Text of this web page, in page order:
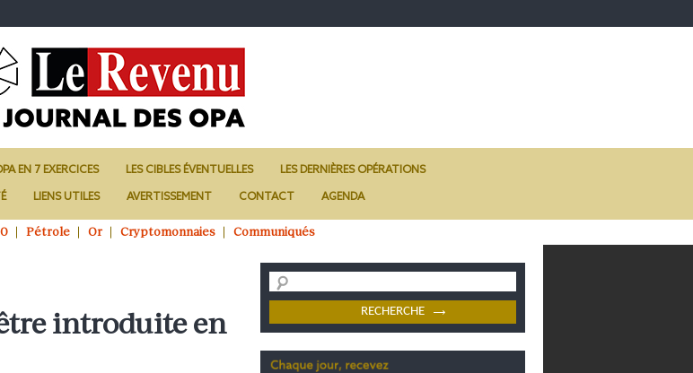
EN 7 EXERCICES LES CIBLES ÉVENTUELLES LES DERNIÈRES OPÉRATIONS
LIENS UTILES AVERTISSEMENT CONTACT AGENDA
Pétrole Or Cryptomonnaies Communiqués
introduite en